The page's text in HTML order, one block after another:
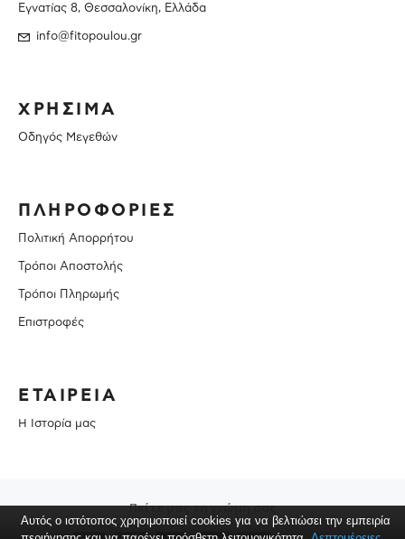
Εγνατίας 8, Θεσσαλονίκη, Ελλάδα
info@fitopoulou.gr
ΧΡΗΣΙΜΑ
Οδηγός Μεγεθών
ΠΛΗΡΟΦΟΡΙΕΣ
Πολιτική Απορρήτου
Τρόποι Αποστολής
Τρόποι Πληρωμής
Επιστροφές
ΕΤΑΙΡΕΙΑ
Η Ιστορία μας
Πείτε μας τη γνώμη σας
Αυτός ο ιστότοπος χρησιμοποιεί cookies για να βελτιώσει την εμπειρία